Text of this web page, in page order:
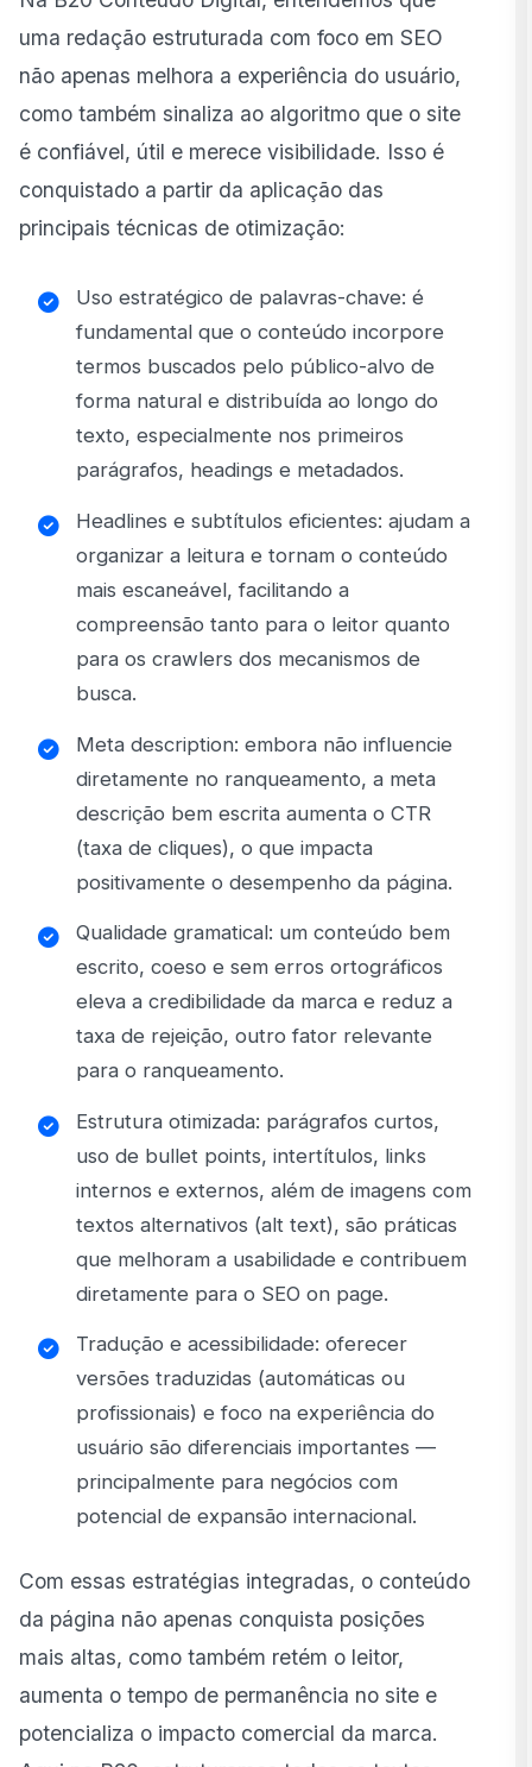
uma redação estruturada com foco em SEO
não apenas melhora a experiência do usuário,
como também sinaliza ao algoritmo que o site
é confiável, útil e merece visibilidade. Isso é
conquistado a partir da aplicação das
principais técnicas de otimização:
Uso estratégico de palavras-chave: é
fundamental que o conteúdo incorpore
termos buscados pelo público-alvo de
forma natural e distribuída ao longo do
texto, especialmente nos primeiros
parágrafos, headings e metadados.
Headlines e subtítulos eficientes: ajudam a
organizar a leitura e tornam o conteúdo
mais escaneável, facilitando a
compreensão tanto para o leitor quanto
para os crawlers dos mecanismos de
busca.
Meta description: embora não influencie
diretamente no ranqueamento, a meta
descrição bem escrita aumenta o CTR
(taxa de cliques), o que impacta
positivamente o desempenho da página.
Qualidade gramatical: um conteúdo bem
escrito, coeso e sem erros ortográficos
eleva a credibilidade da marca e reduz a
taxa de rejeição, outro fator relevante
para o ranqueamento.
Estrutura otimizada: parágrafos curtos,
uso de bullet points, intertítulos, links
internos e externos, além de imagens com
textos alternativos (alt text), são práticas
que melhoram a usabilidade e contribuem
diretamente para o SEO on page.
Tradução e acessibilidade: oferecer
versões traduzidas (automáticas ou
profissionais) e foco na experiência do
usuário são diferenciais importantes —
principalmente para negócios com
potencial de expansão internacional.
Com essas estratégias integradas, o conteúdo
da página não apenas conquista posições
mais altas, como também retém o leitor,
aumenta o tempo de permanência no site e
potencializa o impacto comercial da marca.